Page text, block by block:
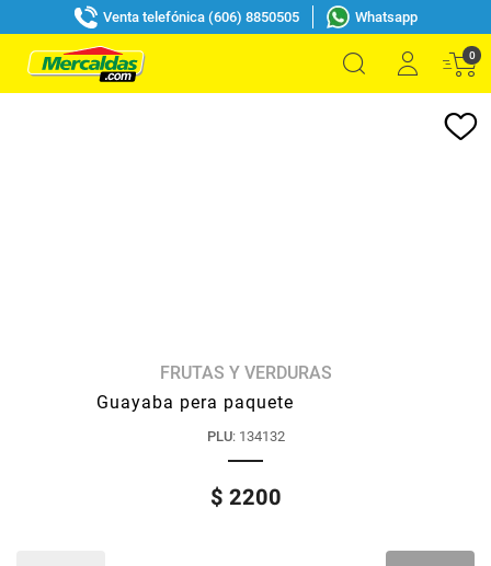
Venta telefónica (606) 8850505 Whatsapp
0
FRUTAS Y VERDURAS
Guayaba pera paquete
PLU: 134132
$ 2200